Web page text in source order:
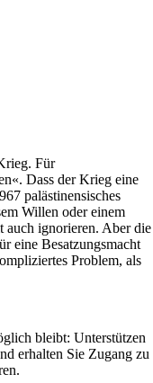
Für
Dass der Krieg eine
palästinensisches
Willen oder einem
ignorieren. Aber die
eine Besatzungsmacht
Problem, als
bleibt: Unterstützen
erhalten Sie Zugang zu